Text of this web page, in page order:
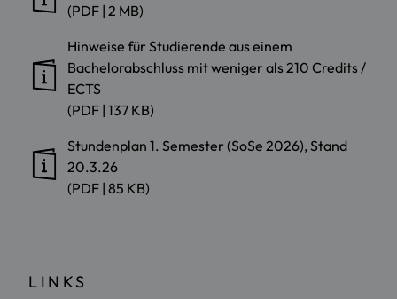
(PDF | 2 MB)
Hinweise für Studierende aus einem
Bachelorabschluss mit weniger als 210 Credits /
ECTS
(PDF | 137 KB)
Stundenplan 1. Semester (SoSe 2026), Stand
20.3.26
(PDF | 85 KB)
LINKS